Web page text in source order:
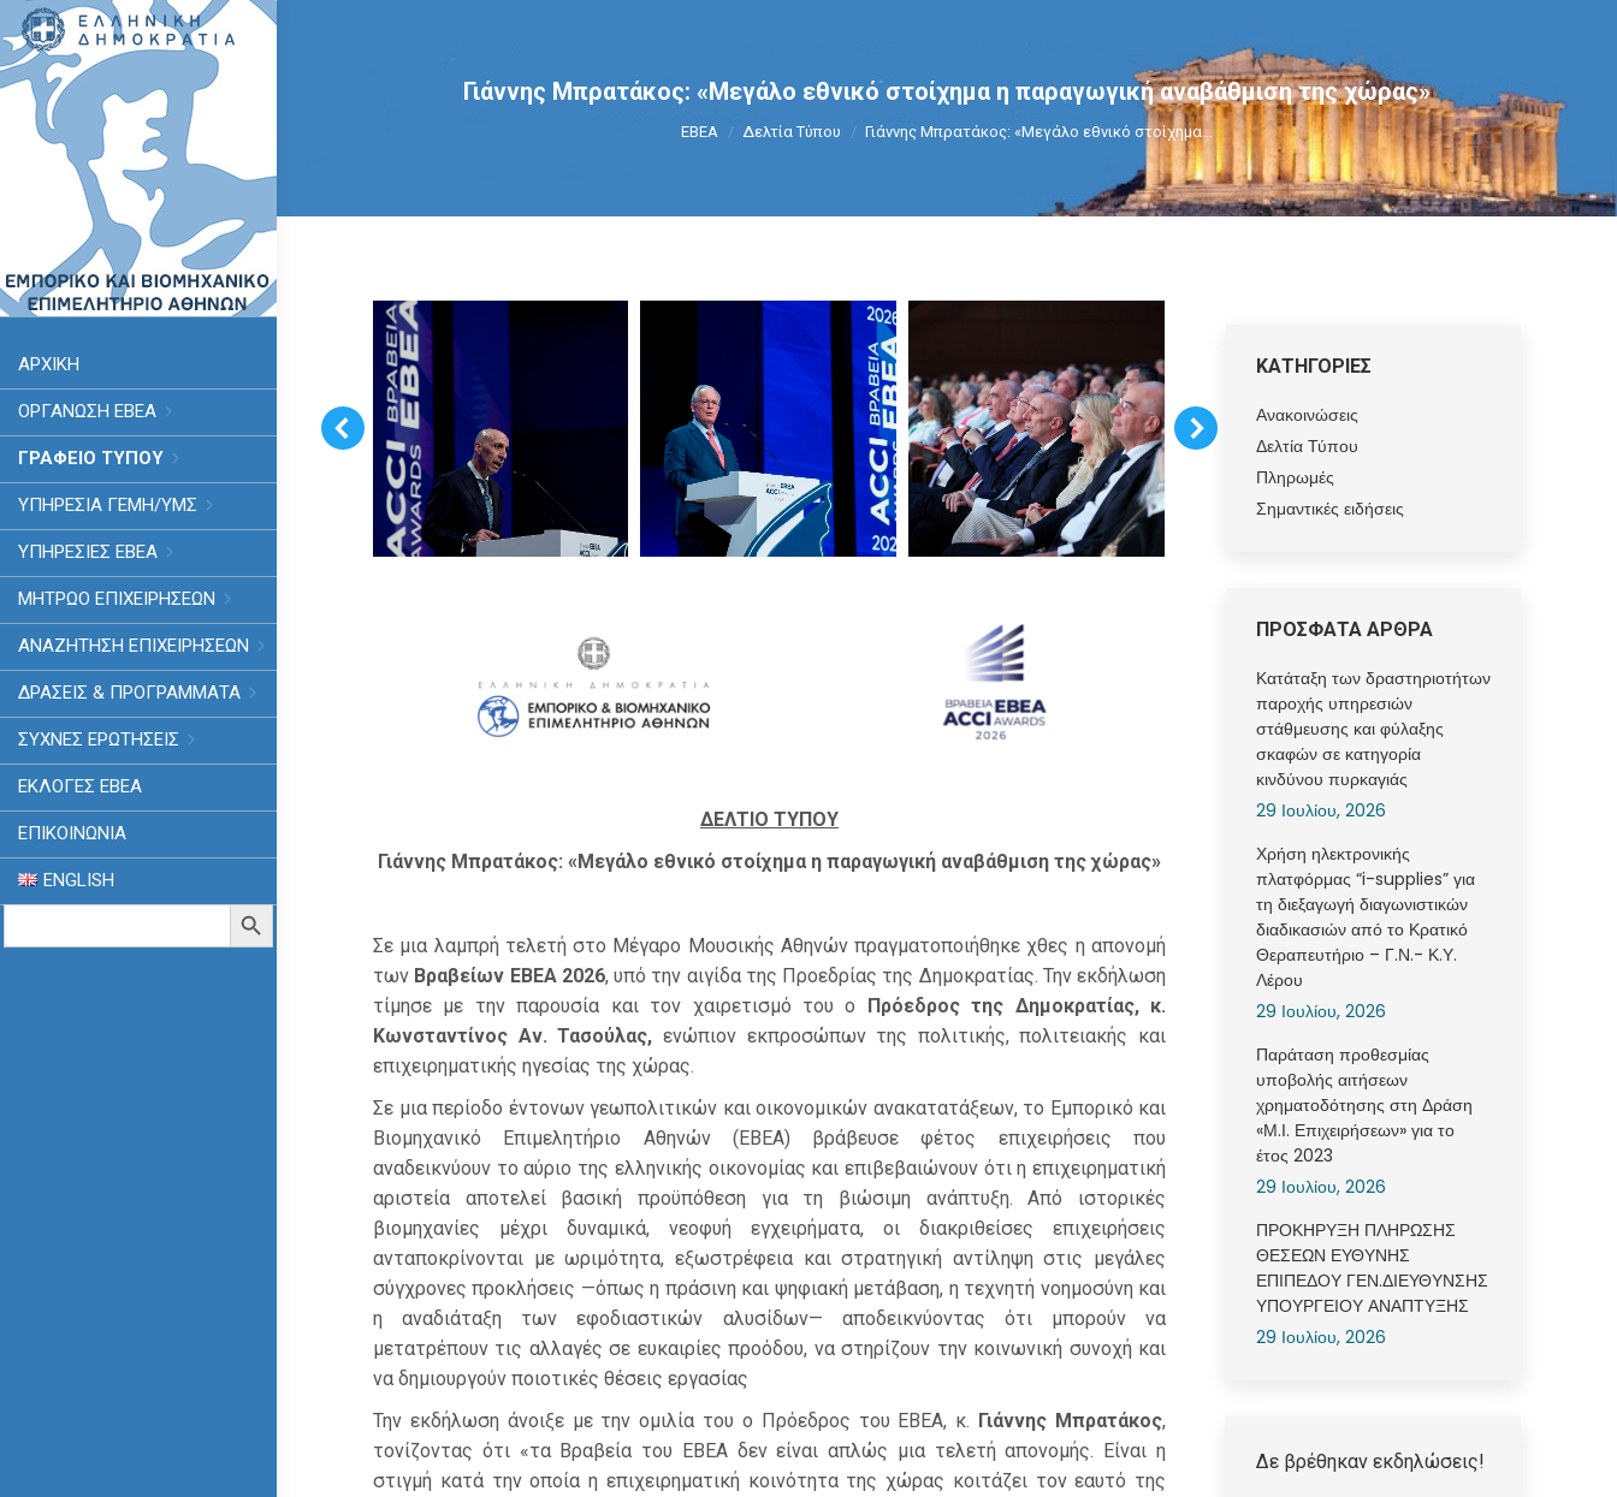
ΑΡΧΙΚΗ
ΟΡΓΑΝΩΣΗ ΕΒΕΑ
ΓΡΑΦΕΙΟ ΤΥΠΟΥ
ΥΠΗΡΕΣΊΑ ΓΕΜΗ/ΥΜΣ
ΥΠΗΡΕΣΙΕΣ ΕΒΕΑ
ΜΗΤΡΩΟ ΕΠΙΧΕΙΡΗΣΕΩΝ
ΑΝΑΖΗΤΗΣΗ ΕΠΙΧΕΙΡΗΣΕΩΝ
ΔΡΑΣΕΙΣ & ΠΡΟΓΡΑΜΜΑΤΑ
ΣΥΧΝΕΣ ΕΡΩΤΗΣΕΙΣ
ΕΚΛΟΓΈΣ ΕΒΕΑ
ΕΠΙΚΟΙΝΩΝΙΑ
ENGLISH
Search
Search Button
Γιάννης Μπρατάκος: «Μεγάλο εθνικό στοίχημα η παραγωγική αναβάθμιση της χώρας»
You are here:
ΕΒΕΑ Δελτία Τύπου Γιάννης Μπρατάκος: «Μεγάλο εθνικό στοίχημα…
ΔΕΛΤΙΟ ΤΥΠΟΥ
Γιάννης Μπρατάκος: «Μεγάλο εθνικό στοίχημα η παραγωγική αναβάθμιση της χώρας»
Σε μια λαμπρή τελετή στο Μέγαρο Μουσικής Αθηνών πραγματοποιήθηκε χθες η απονομή
των Βραβείων ΕΒΕΑ 2026, υπό την αιγίδα της Προεδρίας της Δημοκρατίας. Την εκδήλωση
τίμησε με την παρουσία και τον χαιρετισμό του ο Πρόεδρος της Δημοκρατίας, κ.
Κωνσταντίνος Αν. Τασούλας, ενώπιον εκπροσώπων της πολιτικής, πολιτειακής και
επιχειρηματικής ηγεσίας της χώρας.
Σε μια περίοδο έντονων γεωπολιτικών και οικονομικών ανακατατάξεων, το Εμπορικό και
Βιομηχανικό Επιμελητήριο Αθηνών (ΕΒΕΑ) βράβευσε φέτος επιχειρήσεις που
αναδεικνύουν το αύριο της ελληνικής οικονομίας και επιβεβαιώνουν ότι η επιχειρηματική
αριστεία αποτελεί βασική προϋπόθεση για τη βιώσιμη ανάπτυξη. Από ιστορικές
βιομηχανίες μέχρι δυναμικά, νεοφυή εγχειρήματα, οι διακριθείσες επιχειρήσεις
ανταποκρίνονται με ωριμότητα, εξωστρέφεια και στρατηγική αντίληψη στις μεγάλες
σύγχρονες προκλήσεις —όπως η πράσινη και ψηφιακή μετάβαση, η τεχνητή νοημοσύνη και
η αναδιάταξη των εφοδιαστικών αλυσίδων— αποδεικνύοντας ότι μπορούν να
μετατρέπουν τις αλλαγές σε ευκαιρίες προόδου, να στηρίζουν την κοινωνική συνοχή και
να δημιουργούν ποιοτικές θέσεις εργασίας
Την εκδήλωση άνοιξε με την ομιλία του ο Πρόεδρος του ΕΒΕΑ, κ. Γιάννης Μπρατάκος,
τονίζοντας ότι «τα Βραβεία του ΕΒΕΑ δεν είναι απλώς μια τελετή απονομής. Είναι η
στιγμή κατά την οποία η επιχειρηματική κοινότητα της χώρας κοιτάζει τον εαυτό της
ΚΑΤΗΓΟΡΙΕΣ
Ανακοινώσεις
Δελτία Τύπου
Πληρωμές
Σημαντικές ειδήσεις
ΠΡΟΣΦΑΤΑ ΑΡΘΡΑ
Κατάταξη των δραστηριοτήτων
παροχής υπηρεσιών
στάθμευσης και φύλαξης
σκαφών σε κατηγορία
κινδύνου πυρκαγιάς
29 Ιουλίου, 2026
Χρήση ηλεκτρονικής
πλατφόρμας “i-supplies” για
τη διεξαγωγή διαγωνιστικών
διαδικασιών από το Κρατικό
Θεραπευτήριο – Γ.Ν.- Κ.Υ.
Λέρου
29 Ιουλίου, 2026
Παράταση προθεσμίας
υποβολής αιτήσεων
χρηματοδότησης στη Δράση
«Μ.Ι. Επιχειρήσεων» για το
έτος 2023
29 Ιουλίου, 2026
ΠΡΟΚΗΡΥΞΗ ΠΛΗΡΩΣΗΣ
ΘΕΣΕΩΝ ΕΥΘΥΝΗΣ
ΕΠΙΠΕΔΟΥ ΓΕΝ.ΔΙΕΥΘΥΝΣΗΣ
ΥΠΟΥΡΓΕΙΟΥ ΑΝΑΠΤΥΞΗΣ
29 Ιουλίου, 2026
Δε βρέθηκαν εκδηλώσεις!